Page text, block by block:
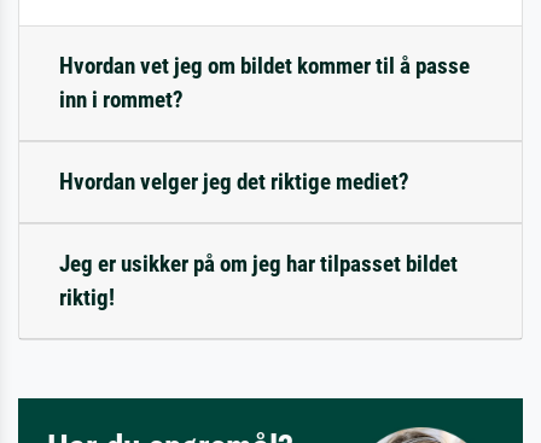
Hvordan vet jeg om bildet kommer til å passe
inn i rommet?
Hvordan velger jeg det riktige mediet?
Jeg er usikker på om jeg har tilpasset bildet
riktig!